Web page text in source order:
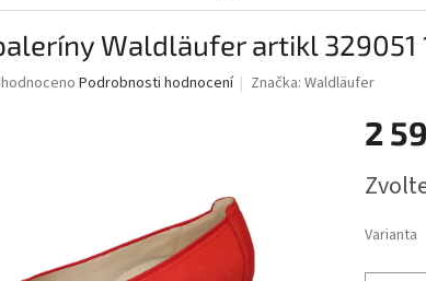
Waldläufer artikl 329051
Podrobnosti hodnocení Značka:Waldläufer
2
cena:
Varianta